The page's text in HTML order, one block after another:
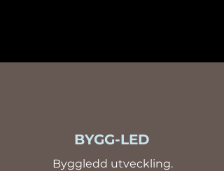
BYGG-LED
Byggledd utveckling.